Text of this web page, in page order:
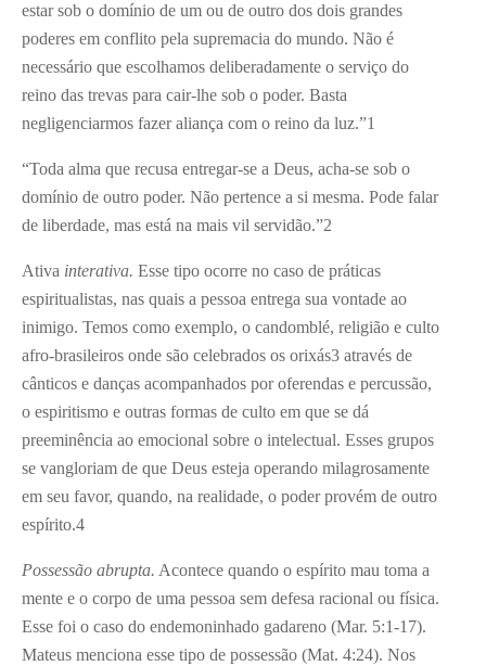
estar sob o domínio de um ou de outro dos dois grandes
poderes em conflito pela supremacia do mundo. Não é
necessário que escolhamos deliberadamente o serviço do
reino das trevas para cair-lhe sob o poder. Basta
negligenciarmos fazer aliança com o reino da luz.”1
“Toda alma que recusa entregar-se a Deus, acha-se sob o
domínio de outro poder. Não pertence a si mesma. Pode falar
de liberdade, mas está na mais vil servidão.”2
Ativa interativa. Esse tipo ocorre no caso de práticas
espiritualistas, nas quais a pessoa entrega sua vontade ao
inimigo. Temos como exemplo, o candomblé, religião e culto
afro-brasileiros onde são celebrados os orixás3 através de
cânticos e danças acompanhados por oferendas e percussão,
o espiritismo e outras formas de culto em que se dá
preeminência ao emocional sobre o intelectual. Esses grupos
se vangloriam de que Deus esteja operando milagrosamente
em seu favor, quando, na realidade, o poder provém de outro
espírito.4
Possessão abrupta. Acontece quando o espírito mau toma a
mente e o corpo de uma pessoa sem defesa racional ou física.
Esse foi o caso do endemoninhado gadareno (Mar. 5:1-17).
Mateus menciona esse tipo de possessão (Mat. 4:24). Nos